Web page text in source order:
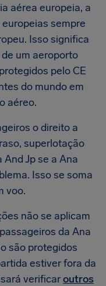
aérea europeia, a
sempre
Isso significa
um aeroporto
pelo CE
do mundo em
aéreo.
o direito a
superlotação
Jp se a Ana
Isso se soma
voo.
não se aplicam
da Ana
são protegidos
estiver fora da
verificaroutros